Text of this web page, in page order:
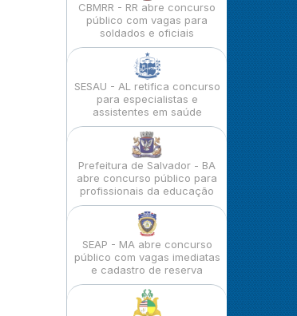
CBMRR - RR abre concurso
público com vagas para
soldados e oficiais
SESAU - AL retifica concurso
para especialistas e
assistentes em saúde
Prefeitura de Salvador - BA
abre concurso público para
profissionais da educação
SEAP - MA abre concurso
público com vagas imediatas
e cadastro de reserva